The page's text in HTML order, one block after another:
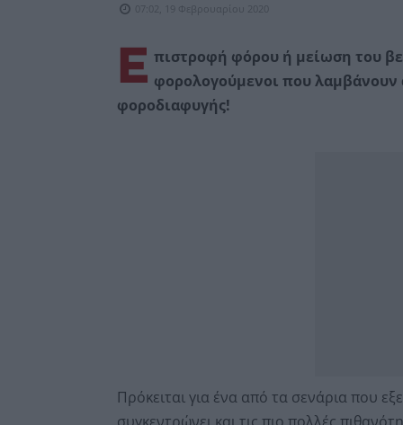
07:02, 19 Φεβρουαρίου 2020
Ε πιστροφή φόρου ή μείωση του
φορολογούμενοι που λαμβάνουν
φοροδιαφυγής!
Πρόκειται για ένα από τα σενάρια που
συγκεντρώνει και τις πιο πολλές